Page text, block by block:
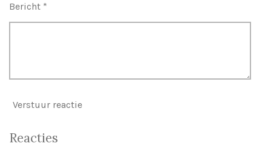
Bericht *
Verstuur reactie
Reacties